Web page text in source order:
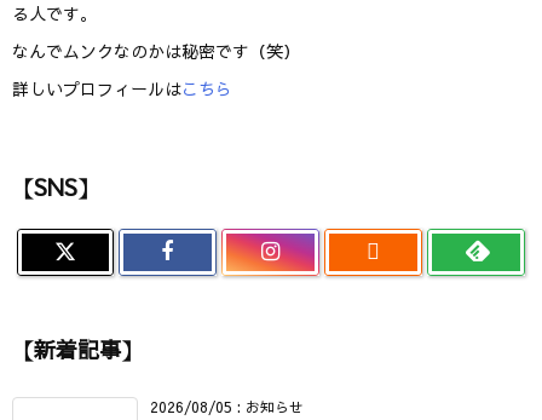
る人です。
なんでムンクなのかは秘密です（笑）
詳しいプロフィールはこちら
【SNS】

【新着記事】
2026/08/05 : お知らせ